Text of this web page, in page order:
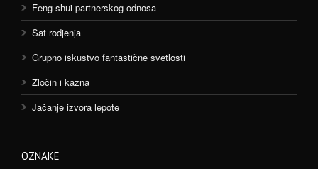
Feng shui partnerskog odnosa
Sat rodjenja
Grupno iskustvo fantastične svetlosti
Zločin i kazna
Jačanje izvora lepote
OZNAKE